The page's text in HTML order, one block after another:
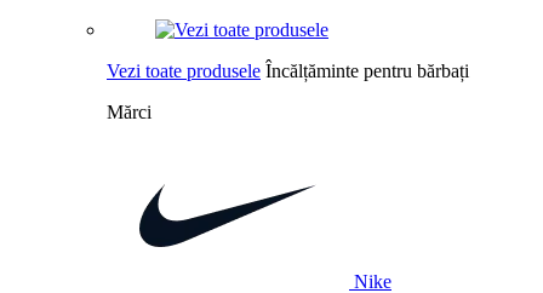
Vezi toate produsele Încălțăminte pentru bărbați
Mărci
Nike